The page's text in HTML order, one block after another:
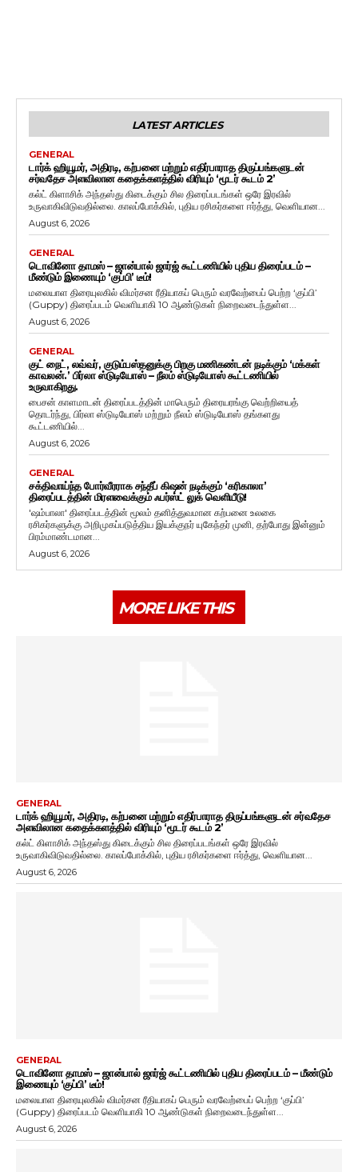
LATEST ARTICLES
GENERAL
டார்க் ஹியூமர், அதிரடி, கற்பனை மற்றும் எதிர்பாராத திருப்பங்களுடன்
சர்வதேச அளவிலான கதைக்களத்தில் விரியும் ‘மூடர் கூடம் 2’
கல்ட் கிளாசிக் அந்தஸ்து கிடைக்கும் சில திரைப்படங்கள் ஒரே இரவில்
உருவாகிவிடுவதில்லை. காலப்போக்கில், புதிய ரசிகர்களை ஈர்த்து, வெளியான...
August 6, 2026
GENERAL
டொவினோ தாமஸ் – ஜான்பால் ஜார்ஜ் கூட்டணியில் புதிய திரைப்படம் –
மீண்டும் இணையும் ‘குப்பி’ டீம்!
மலையாள திரையுலகில் விமர்சன ரீதியாகப் பெரும் வரவேற்பைப் பெற்ற ‘குப்பி’
(Guppy) திரைப்படம் வெளியாகி 10 ஆண்டுகள் நிறைவடைந்துள்ள...
August 6, 2026
GENERAL
குட் நைட், லவ்வர், குடும்பஸ்தனுக்கு பிறகு மணிகண்டன் நடிக்கும் ‘மக்கள்
காவலன்.’ பிர்லா ஸ்டுடியோஸ் – நீலம் ஸ்டுடியோஸ் கூட்டணியில்
உருவாகிறது.
பைசன் காளமாடன் திரைப்படத்தின் மாபெரும் திரையரங்கு வெற்றியைத்
தொடர்ந்து, பிர்லா ஸ்டுடியோஸ் மற்றும் நீலம் ஸ்டுடியோஸ் தங்களது
கூட்டணியில்...
August 6, 2026
GENERAL
சக்திவாய்ந்த போர்வீரராக சந்தீப் கிஷன் நடிக்கும் ‘கரிகாலா’
திரைப்படத்தின் மிரளவைக்கும் ஃபர்ஸ்ட் லுக் வெளியீடு!
'ஷம்பாலா' திரைப்படத்தின் மூலம் தனித்துவமான கற்பனை உலகை
ரசிகர்களுக்கு அறிமுகப்படுத்திய இயக்குநர் யுகேந்தர் முனி, தற்போது இன்னும்
பிரம்மாண்டமான...
August 6, 2026
MORE LIKE THIS
GENERAL
டார்க் ஹியூமர், அதிரடி, கற்பனை மற்றும் எதிர்பாராத திருப்பங்களுடன் சர்வதேச
அளவிலான கதைக்களத்தில் விரியும் ‘மூடர் கூடம் 2’
கல்ட் கிளாசிக் அந்தஸ்து கிடைக்கும் சில திரைப்படங்கள் ஒரே இரவில்
உருவாகிவிடுவதில்லை. காலப்போக்கில், புதிய ரசிகர்களை ஈர்த்து, வெளியான...
August 6, 2026
GENERAL
டொவினோ தாமஸ் – ஜான்பால் ஜார்ஜ் கூட்டணியில் புதிய திரைப்படம் – மீண்டும்
இணையும் ‘குப்பி’ டீம்!
மலையாள திரையுலகில் விமர்சன ரீதியாகப் பெரும் வரவேற்பைப் பெற்ற ‘குப்பி’
(Guppy) திரைப்படம் வெளியாகி 10 ஆண்டுகள் நிறைவடைந்துள்ள...
August 6, 2026